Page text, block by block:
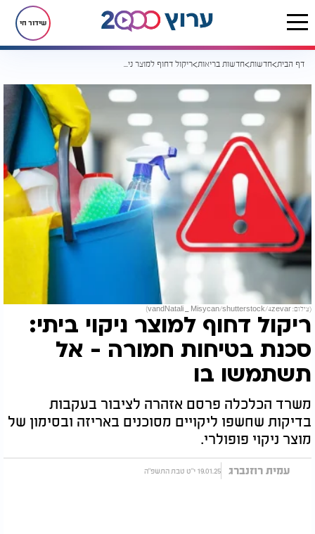
שידור חי
דף הבית חדשות חדשות בריאות ריקול דחוף למוצר ניקוי ביתי: סכנת בטיחות חמורה - אל תשתמשו בו
(צילום: vandNatali _ Misycan/shutterstock/4zevar)
ריקול דחוף למוצר ניקוי ביתי:
סכנת בטיחות חמורה - אל
תשתמשו בו
משרד הכלכלה פרסם אזהרה לציבור בעקבות
בדיקות שחשפו ליקויים מסוכנים באריזה ובסימון של
מוצר ניקוי פופולרי.
עמית רוזנברג 19.01.25 י"ט טבת התשפ"ה